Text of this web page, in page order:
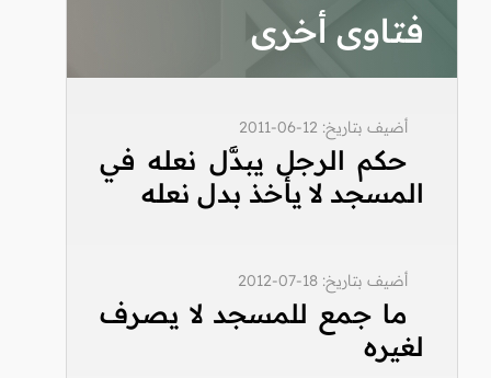
فتاوى أخرى
أضيف بتاريخ: 12-06-2011
حكم الرجل يبدَّل نعله في
المسجد لا يأخذ بدل نعله
أضيف بتاريخ: 18-07-2012
ما جمع للمسجد لا يصرف
لغيره